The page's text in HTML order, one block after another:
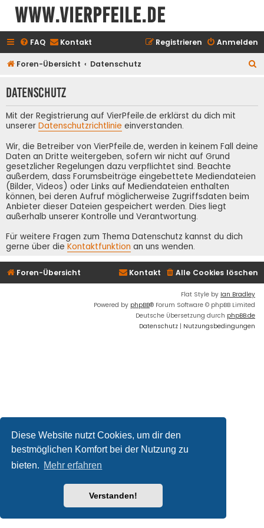
Diese Website nutzt Cookies, um dir den
bestmöglichen Komfort bei der Nutzung zu
bieten. Mehr erfahren
Verstanden!
www.vierpfeile.de
FAQ Kontakt Anmelden
Registrieren
Foren-Übersicht Datenschutz
h
Datenschutz
Mit der Registrierung auf VierPfeile.de erklärst du dich mit
unserer Datenschutzrichtlinie einverstanden.
Wir, die Betreiber von VierPfeile.de, werden in keinem Fall deine
Daten an Dritte weitergeben, sofern wir nicht auf Grund
gesetzlicher Regelungen dazu verpflichtet sind. Beachte
außerdem, dass Forumsbeiträge eingebettete Mediendateien
(Bilder, Videos) oder Links auf Mediendateien enthalten
können, bei deren Aufruf möglicherweise Zugriffsdaten beim
Anbieter dieser Dateien gespeichert werden. Dies liegt
außerhalb unserer Kontrolle und Verantwortung.
Für weitere Fragen zum Thema Datenschutz kannst du dich
gerne über die Kontaktfunktion an uns wenden.
Foren-Übersicht Alle Cookies löschen
Kontakt
Flat Style by Ian Bradley
Powered by phpBB® Forum Software © phpBB Limited
Deutsche Übersetzung durch phpBB.de
Datenschutz | Nutzungsbedingungen